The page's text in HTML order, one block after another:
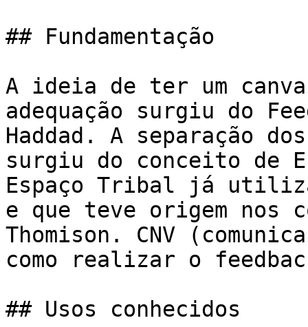
## Fundamentação
A ideia de ter um
adequação surgiu do
Haddad. A separação
surgiu do conceito de
Espaço Tribal já
e que teve origem nos
Thomison. CNV
como realizar o
## Usos conhecidos